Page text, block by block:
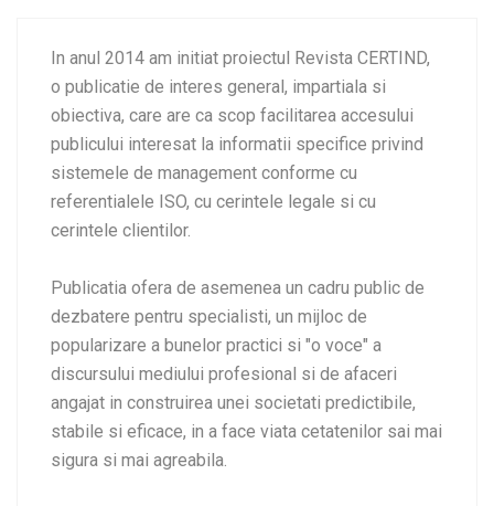
In anul 2014 am initiat proiectul Revista CERTIND,
o publicatie de interes general, impartiala si
obiectiva, care are ca scop facilitarea accesului
publicului interesat la informatii specifice privind
sistemele de management conforme cu
referentialele ISO, cu cerintele legale si cu
cerintele clientilor.
Publicatia ofera de asemenea un cadru public de
dezbatere pentru specialisti, un mijloc de
popularizare a bunelor practici si "o voce" a
discursului mediului profesional si de afaceri
angajat in construirea unei societati predictibile,
stabile si eficace, in a face viata cetatenilor sai mai
sigura si mai agreabila.